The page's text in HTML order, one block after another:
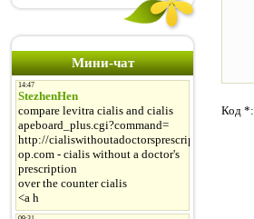
Мини-чат
Код *: